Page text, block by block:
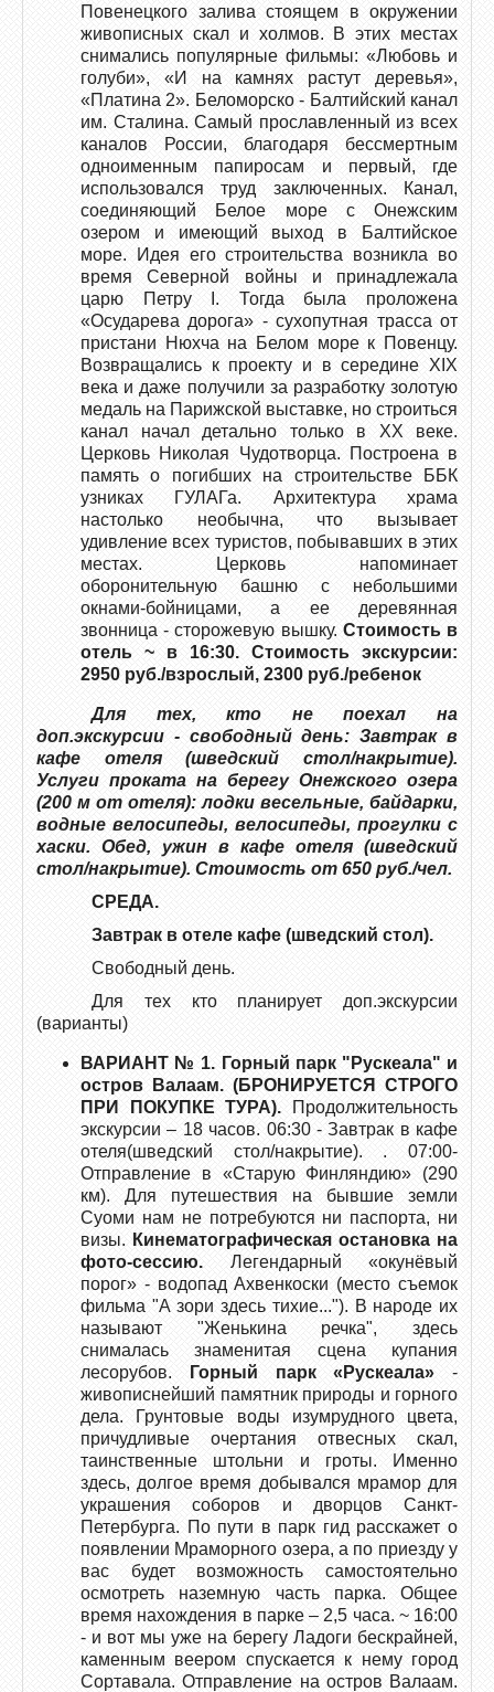
Повенецкого залива стоящем в окружении
живописных скал и холмов. В этих местах
снимались популярные фильмы: «Любовь и
голуби», «И на камнях растут деревья»,
«Платина 2». Беломорско - Балтийский канал
им. Сталина. Самый прославленный из всех
каналов России, благодаря бессмертным
одноименным папиросам и первый, где
использовался труд заключенных. Канал,
соединяющий Белое море с Онежским
озером и имеющий выход в Балтийское
море. Идея его строительства возникла во
время Северной войны и принадлежала
царю Петру І. Тогда была проложена
«Осударева дорога» - сухопутная трасса от
пристани Нюхча на Белом море к Повенцу.
Возвращались к проекту и в середине XIX
века и даже получили за разработку золотую
медаль на Парижской выставке, но строиться
канал начал детально только в XX веке.
Церковь Николая Чудотворца. Построена в
память о погибших на строительстве ББК
узниках ГУЛАГа. Архитектура храма
настолько необычна, что вызывает
удивление всех туристов, побывавших в этих
местах. Церковь напоминает
оборонительную башню с небольшими
окнами-бойницами, а ее деревянная
звонница - сторожевую вышку. Стоимость в
отель ~ в 16:30. Стоимость экскурсии:
2950 руб./взрослый, 2300 руб./ребенок
Для тех, кто не поехал на
доп.экскурсии - свободный день: Завтрак в
кафе отеля (шведский стол/накрытие).
Услуги проката на берегу Онежского озера
(200 м от отеля): лодки весельные, байдарки,
водные велосипеды, велосипеды, прогулки с
хаски. Обед, ужин в кафе отеля (шведский
стол/накрытие). Стоимость от 650 руб./чел.
СРЕДА.
Завтрак в отеле кафе (шведский стол).
Свободный день.
Для тех кто планирует доп.экскурсии
(варианты)
ВАРИАНТ № 1. Горный парк "Рускеала" и
остров Валаам. (БРОНИРУЕТСЯ СТРОГО
ПРИ ПОКУПКЕ ТУРА). Продолжительность
экскурсии – 18 часов. 06:30 - Завтрак в кафе
отеля(шведский стол/накрытие). . 07:00-
Отправление в «Старую Финляндию» (290
км). Для путешествия на бывшие земли
Суоми нам не потребуются ни паспорта, ни
визы. Кинематографическая остановка на
фото-сессию. Легендарный «окунёвый
порог» - водопад Ахвенкоски (место съемок
фильма "А зори здесь тихие..."). В народе их
называют "Женькина речка", здесь
снималась знаменитая сцена купания
лесорубов.
Горный парк «Рускеала» -
живописнейший памятник природы и горного
дела. Грунтовые воды изумрудного цвета,
причудливые очертания отвесных скал,
таинственные штольни и гроты. Именно
здесь, долгое время добывался мрамор для
украшения соборов и дворцов Санкт-
Петербурга. По пути в парк гид расскажет о
появлении Мраморного озера, а по приезду у
вас будет возможность самостоятельно
осмотреть наземную часть парка. Общее
время нахождения в парке – 2,5 часа. ~ 16:00
- и вот мы уже на берегу Ладоги бескрайней,
каменным веером спускается к нему город
Сортавала. Отправление на остров Валаам.